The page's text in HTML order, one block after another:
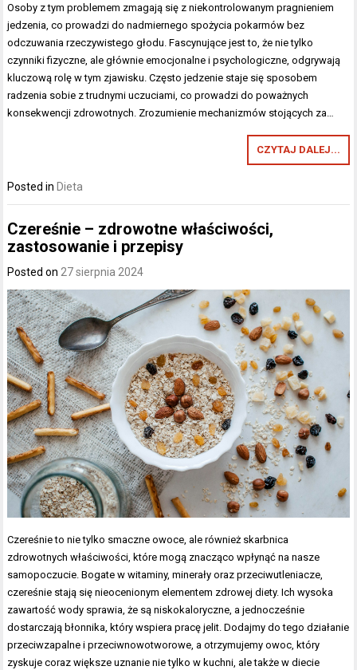
Osoby z tym problemem zmagają się z niekontrolowanym pragnieniem
jedzenia, co prowadzi do nadmiernego spożycia pokarmów bez
odczuwania rzeczywistego głodu. Fascynujące jest to, że nie tylko
czynniki fizyczne, ale głównie emocjonalne i psychologiczne, odgrywają
kluczową rolę w tym zjawisku. Często jedzenie staje się sposobem
radzenia sobie z trudnymi uczuciami, co prowadzi do poważnych
konsekwencji zdrowotnych. Zrozumienie mechanizmów stojących za…
CZYTAJ DALEJ...
Posted in Dieta
Czereśnie – zdrowotne właściwości,
zastosowanie i przepisy
Posted on27 sierpnia 2024
Czereśnie to nie tylko smaczne owoce, ale również skarbnica
zdrowotnych właściwości, które mogą znacząco wpłynąć na nasze
samopoczucie. Bogate w witaminy, minerały oraz przeciwutleniacze,
czereśnie stają się nieocenionym elementem zdrowej diety. Ich wysoka
zawartość wody sprawia, że są niskokaloryczne, a jednocześnie
dostarczają błonnika, który wspiera pracę jelit. Dodajmy do tego działanie
przeciwzapalne i przeciwnowotworowe, a otrzymujemy owoc, który
zyskuje coraz większe uznanie nie tylko w kuchni, ale także w diecie